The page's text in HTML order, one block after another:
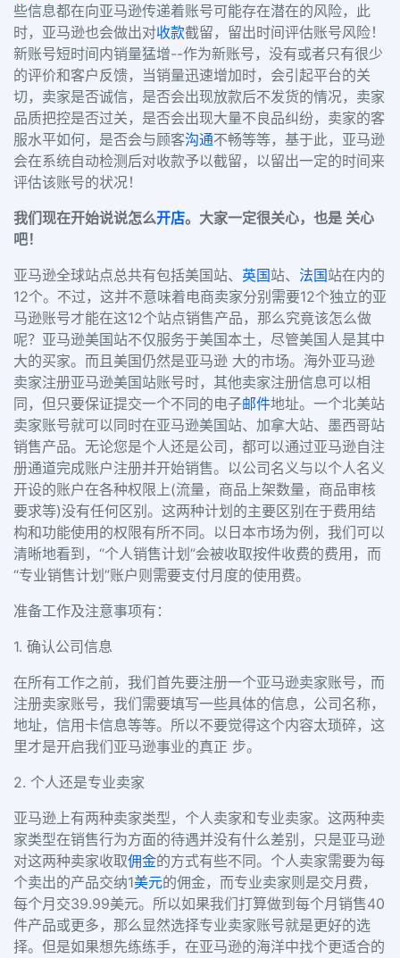
些信息都在向亚马逊传递着账号可能存在潜在的风险，此
时，亚马逊也会做出对收款截留，留出时间评估账号风险！
新账号短时间内销量猛增--作为新账号，没有或者只有很少
的评价和客户反馈，当销量迅速增加时，会引起平台的关
切，卖家是否诚信，是否会出现放款后不发货的情况，卖家
品质把控是否过关，是否会出现大量不良品纠纷，卖家的客
服水平如何，是否会与顾客沟通不畅等等，基于此，亚马逊
会在系统自动检测后对收款予以截留，以留出一定的时间来
评估该账号的状况！
我们现在开始说说怎么开店。大家一定很关心，也是 关心
吧！
亚马逊全球站点总共有包括美国站、 英国站、 法国站在内的
12个。不过，这并不意味着电商卖家分别需要12个独立的亚
马逊账号才能在这12个站点销售产品，那么究竟该怎么做
呢？亚马逊美国站不仅服务于美国本土，尽管美国人是其中
大的买家。而且美国仍然是亚马逊 大的市场。海外亚马逊
卖家注册亚马逊美国站账号时，其他卖家注册信息可以相
同，但只要保证提交一个不同的电子邮件地址。一个北美站
卖家账号就可以同时在亚马逊美国站、加拿大站、墨西哥站
销售产品。无论您是个人还是公司，都可以通过亚马逊自注
册通道完成账户注册并开始销售。以公司名义与以个人名义
开设的账户在各种权限上(流量，商品上架数量，商品审核
要求等)没有任何区别。这两种计划的主要区别在于费用结
构和功能使用的权限有所不同。以日本市场为例，我们可以
清晰地看到，“个人销售计划”会被收取按件收费的费用，而
“专业销售计划”账户则需要支付月度的使用费。
准备工作及注意事项有：
1. 确认公司信息
在所有工作之前，我们首先要注册一个亚马逊卖家账号，而
注册卖家账号，我们需要填写一些具体的信息，公司名称，
地址，信用卡信息等等。所以不要觉得这个内容太琐碎，这
里才是开启我们亚马逊事业的真正 步。
2. 个人还是专业卖家
亚马逊上有两种卖家类型，个人卖家和专业卖家。这两种卖
家类型在销售行为方面的待遇并没有什么差别，只是亚马逊
对这两种卖家收取佣金的方式有些不同。个人卖家需要为每
个卖出的产品交纳1美元的佣金，而专业卖家则是交月费，
每个月交39.99美元。所以如果我们打算做到每个月销售40
件产品或更多，那么显然选择专业卖家账号就是更好的选
择。但是如果想先练练手，在亚马逊的海洋中找个更适合的